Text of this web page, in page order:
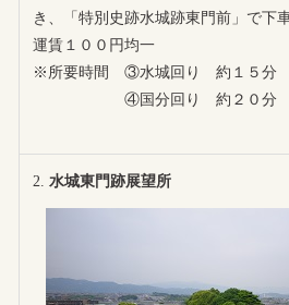
き、「特別史跡水城跡東門前」で下
運賃１００円均一
※所要時間 ③水城回り 約１５分
④国分回り 約２０分
水城東門跡展望所